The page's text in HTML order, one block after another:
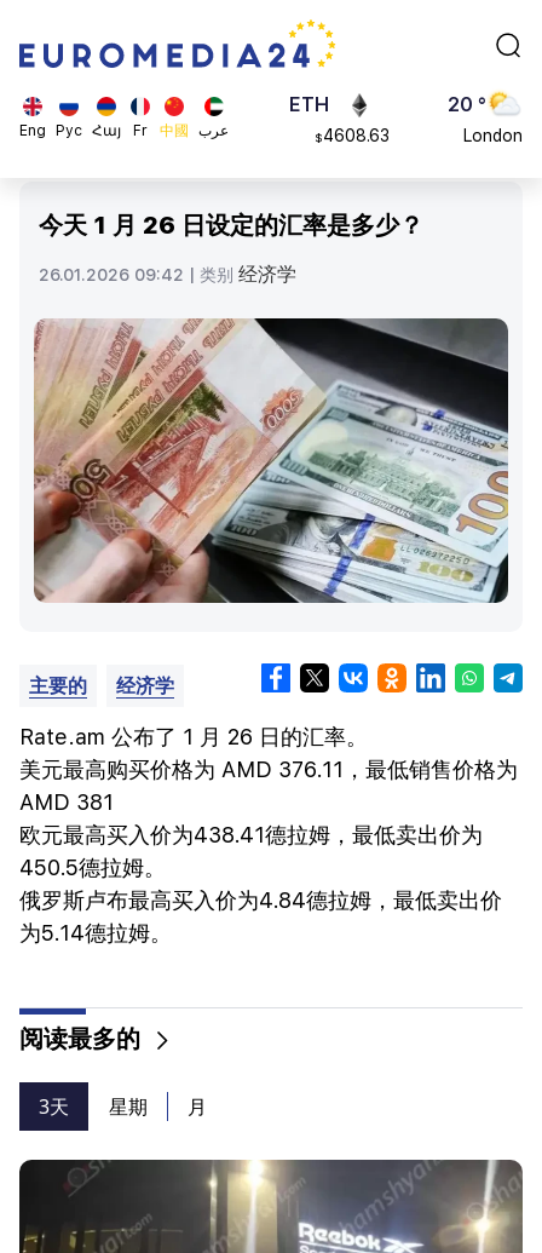
Eng Рус Հայ Fr 中國 عرب
ADA
0.868816
ETH
$4608.63
20 °
London
Rome
23 °
今天 1 月 26 日设定的汇率是多少？
26.01.2026 09:42 | 类别 经济学
主要的 经济学
Rate.am 公布了 1 月 26 日的汇率。
美元最高购买价格为 AMD 376.11，最低销售价格为
AMD 381
欧元最高买入价为438.41德拉姆，最低卖出价为
450.5德拉姆。
俄罗斯卢布最高买入价为4.84德拉姆，最低卖出价
为5.14德拉姆。
阅读最多的
3天 星期 月